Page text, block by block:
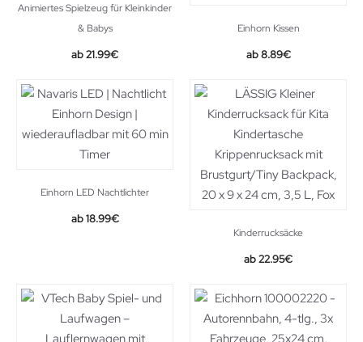
Animiertes Spielzeug für Kleinkinder
& Babys
Original
was:
34.99€.
21.99€Current
is:
Einhorn Kissen
8.89€
Einhorn LED Nachtlichter
18.99€
Kinderrucksäcke
22.95€